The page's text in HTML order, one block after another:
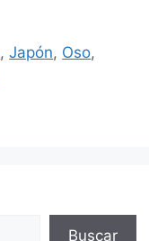
,Japón, Oso,
Buscar